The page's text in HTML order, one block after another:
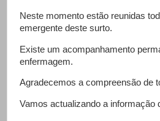
Neste momento estão reunidas
emergente deste surto.
Existe um acompanhamento
enfermagem.
Agradecemos a compreensão de
Vamos actualizando a informação